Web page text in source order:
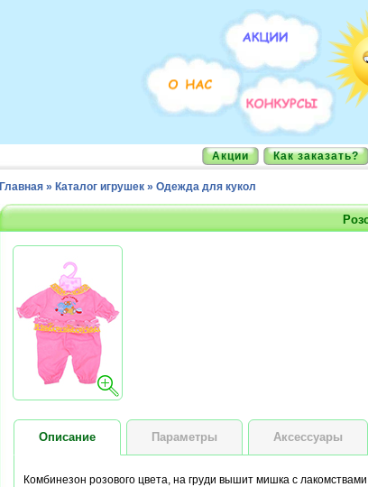
Акции Как заказать?
Главная » Каталог игрушек » Одежда для кукол
Описание Параметры Аксессуары
Комбинезон розового цвета, на груди вышит мишка с